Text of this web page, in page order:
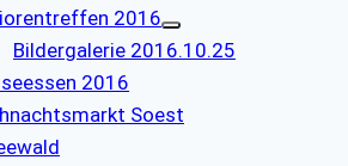
2016
Bildergalerie 2016.10.25
2016
Soest